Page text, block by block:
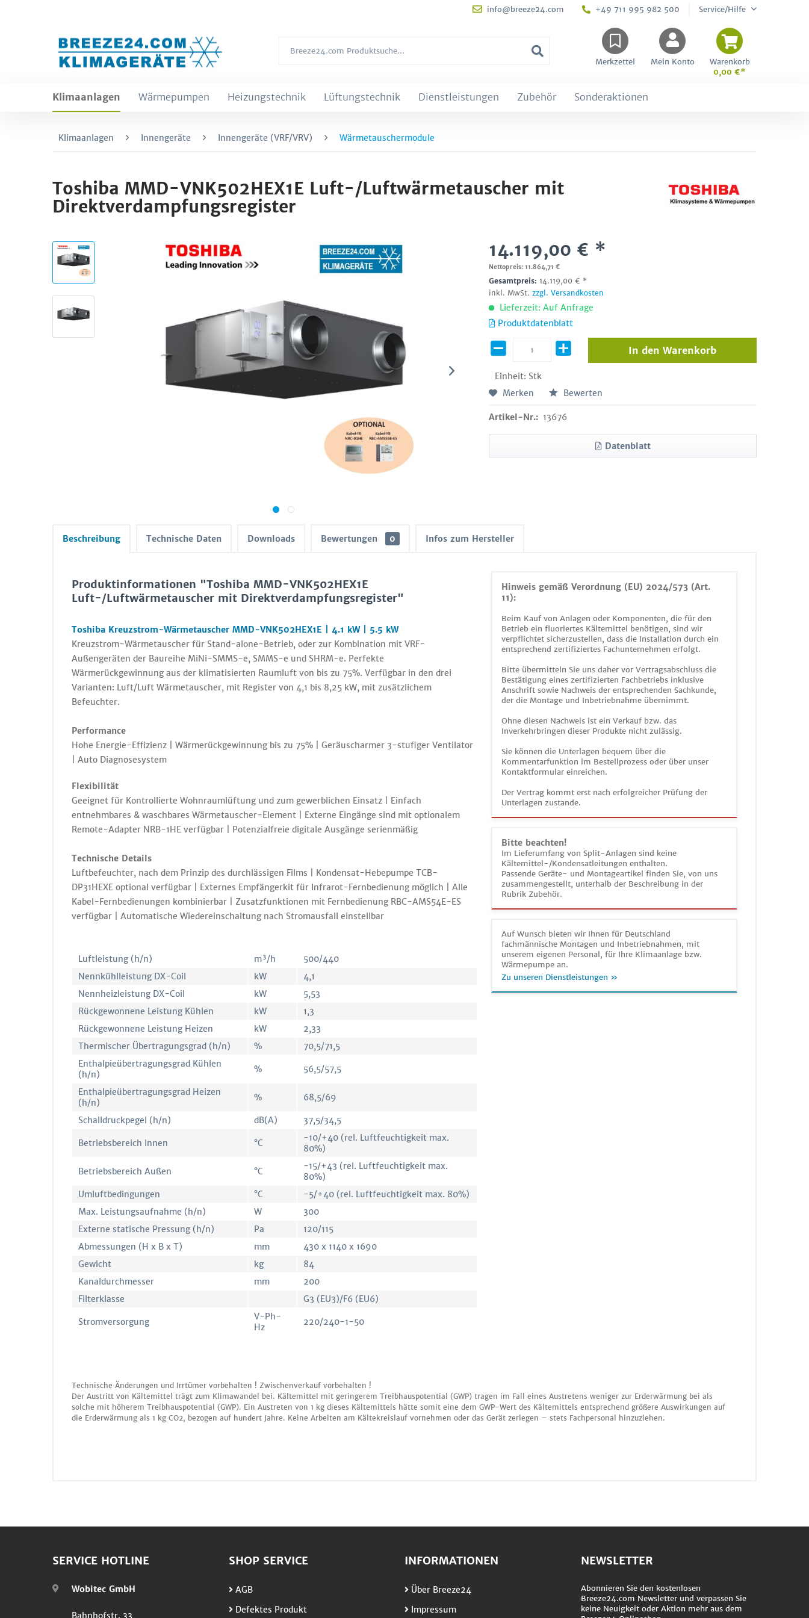
info@breeze24.com +49 711 995 982 500 Service/Hilfe
Merkzettel Mein Konto
Warenkorb
0,00 €*
Klimaanlagen Wärmepumpen Heizungstechnik Lüftungstechnik Dienstleistungen Zubehör Sonderaktionen
Klimaanlagen Innengeräte Innengeräte (VRF/VRV) Wärmetauschermodule
Toshiba MMD-VNK502HEX1E Luft-/Luftwärmetauscher mit
Direktverdampfungsregister
14.119,00 € *
Nettopreis: 11.864,71 €
Gesamtpreis: 14.119,00 € *
inkl. MwSt.zzgl. Versandkosten
Lieferzeit: Auf Anfrage
Produktdatenblatt
Einheit: Stk
In den Warenkorb
Merken Bewerten
Artikel-Nr.: 13676
Datenblatt
Beschreibung Technische Daten Downloads Bewertungen 0 Infos zum Hersteller
Hinweis gemäß Verordnung (EU) 2024/573 (Art.
11):
Beim Kauf von Anlagen oder Komponenten, die für den
Betrieb ein fluoriertes Kältemittel benötigen, sind wir
verpflichtet sicherzustellen, dass die Installation durch ein
entsprechend zertifiziertes Fachunternehmen erfolgt.
Bitte übermitteln Sie uns daher vor Vertragsabschluss die
Bestätigung eines zertifizierten Fachbetriebs inklusive
Anschrift sowie Nachweis der entsprechenden Sachkunde,
der die Montage und Inbetriebnahme übernimmt.
Ohne diesen Nachweis ist ein Verkauf bzw. das
Inverkehrbringen dieser Produkte nicht zulässig.
Sie können die Unterlagen bequem über die
Kommentarfunktion im Bestellprozess oder über unser
Kontaktformular einreichen.
Der Vertrag kommt erst nach erfolgreicher Prüfung der
Unterlagen zustande.
Bitte beachten!
Im Lieferumfang von Split-Anlagen sind keine
Kältemittel-/Kondensatleitungen enthalten.
Passende Geräte- und Montageartikel finden Sie, von uns
zusammengestellt, unterhalb der Beschreibung in der
Rubrik Zubehör.
Auf Wunsch bieten wir Ihnen für Deutschland
fachmännische Montagen und Inbetriebnahmen, mit
unserem eigenen Personal, für Ihre Klimaanlage bzw.
Wärmepumpe an.
Zu unseren Dienstleistungen »
Produktinformationen "Toshiba MMD-VNK502HEX1E
Luft-/Luftwärmetauscher mit Direktverdampfungsregister"
Toshiba Kreuzstrom-Wärmetauscher MMD-VNK502HEX1E | 4.1 kW | 5.5 kW
Kreuzstrom-Wärmetauscher für Stand-alone-Betrieb, oder zur Kombination mit VRF-
Außengeräten der Baureihe MiNi-SMMS-e, SMMS-e und SHRM-e. Perfekte
Wärmerückgewinnung aus der klimatisierten Raumluft von bis zu 75%. Verfügbar in den drei
Varianten: Luft/Luft Wärmetauscher, mit Register von 4,1 bis 8,25 kW, mit zusätzlichem
Befeuchter.
Performance
Hohe Energie-Effizienz | Wärmerückgewinnung bis zu 75% | Geräuscharmer 3-stufiger Ventilator
| Auto Diagnosesystem
Flexibilität
Geeignet für Kontrollierte Wohnraumlüftung und zum gewerblichen Einsatz | Einfach
entnehmbares & waschbares Wärmetauscher-Element | Externe Eingänge sind mit optionalem
Remote-Adapter NRB-1HE verfügbar | Potenzialfreie digitale Ausgänge serienmäßig
Technische Details
Luftbefeuchter, nach dem Prinzip des durchlässigen Films | Kondensat-Hebepumpe TCB-
DP31HEXE optional verfügbar | Externes Empfängerkit für Infrarot-Fernbedienung möglich | Alle
Kabel-Fernbedienungen kombinierbar | Zusatzfunktionen mit Fernbedienung RBC-AMS54E-ES
verfügbar | Automatische Wiedereinschaltung nach Stromausfall einstellbar
Luftleistung (h/n) m³/h
500/440
Nennkühlleistung DX-Coil
kW
4,1
Nennheizleistung DX-Coil
kW
5,53
Rückgewonnene Leistung Kühlen
kW
1,3
Rückgewonnene Leistung Heizen
kW
2,33
Thermischer Übertragungsgrad (h/n)
%
70,5/71,5
Enthalpieübertragungsgrad Kühlen
(h/n)
% 56,5/57,5
Enthalpieübertragungsgrad Heizen
(h/n)
% 68,5/69
Schalldruckpegel (h/n) dB(A) 37,5/34,5
Betriebsbereich Innen °C
-10/+40 (rel. Luftfeuchtigkeit max.
80%)
Betriebsbereich Außen °C
-15/+43 (rel. Luftfeuchtigkeit max.
80%)
Umluftbedingungen
°C
-5/+40 (rel. Luftfeuchtigkeit max. 80%)
Max. Leistungsaufnahme (h/n)
W
300
Externe statische Pressung (h/n)
Pa
120/115
Abmessungen (H x B x T)
mm
430 x 1140 x 1690
Gewicht
kg
84
Kanaldurchmesser
mm
200
Filterklasse
G3 (EU3)/F6 (EU6)
Stromversorgung
V-Ph-
Hz
220/240-1-50
Technische Änderungen und Irrtümer vorbehalten ! Zwischenverkauf vorbehalten !
Der Austritt von Kältemittel trägt zum Klimawandel bei. Kältemittel mit geringerem Treibhauspotential (GWP) tragen im Fall eines Austretens weniger zur Erderwärmung bei als
solche mit höherem Treibhauspotential (GWP). Ein Austreten von 1 kg dieses Kältemittels hätte somit eine dem GWP-Wert des Kältemittels entsprechend größere Auswirkungen auf
die Erderwärmung als 1 kg CO2, bezogen auf hundert Jahre. Keine Arbeiten am Kältekreislauf vornehmen oder das Gerät zerlegen – stets Fachpersonal hinzuziehen.
SERVICE HOTLINE
Wobitec GmbH
Bahnhofstr. 33
SHOP SERVICE
AGB
Defektes Produkt
INFORMATIONEN
Über Breeze24
Impressum
NEWSLETTER
Abonnieren Sie den kostenlosen
Breeze24.com Newsletter und verpassen Sie
keine Neuigkeit oder Aktion mehr aus dem